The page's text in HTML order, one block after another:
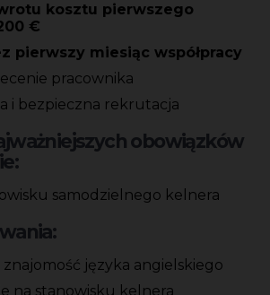
kosztu pierwszego
€
pierwszy miesiąc współpracy
pracownika
i bezpieczna rekrutacja
obowiązków
samodzielnego kelnera
języka angielskiego
na stanowisku kelnera